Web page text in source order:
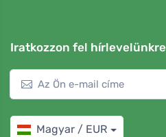
Iratkozzon fel hírlevelünkre
Magyar / EUR